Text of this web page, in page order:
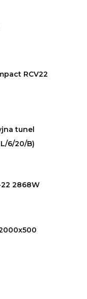
RCV22
tunel
6/20/B)
2868W